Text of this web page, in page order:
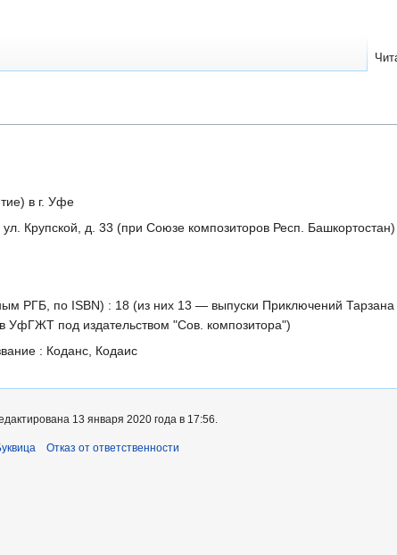
в г. Уфе
Крупской, д. 33 (при Союзе композиторов Респ. Башкортостан)
РГБ, по ISBN) : 18 (из них 13 — выпуски Приключений
УфГЖТ под издательством "Сов. композитора")
: Коданс, Кодаис
13 января 2020 года в 17:56.
Отказ от ответственности